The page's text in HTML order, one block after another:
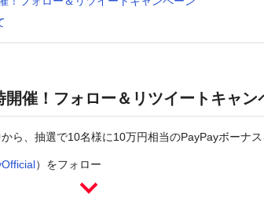
催！フォロー＆リツイートキャン
ら、抽選で10名様に10万円相当のPayPayボーナス
）をフォロー